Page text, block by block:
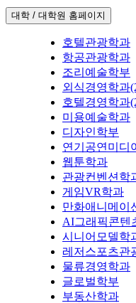
대학 / 대학원 홈페이지
호텔관광학과
항공관광학과
조리예술학부
외식경영학과
호텔경영학과
미용예술학과
디자인학부
연기공연미디
웹툰학과
관광컨벤션학
게임VR학과
만화애니메이
AI그래픽콘텐
시니어모델학
레저스포츠관
물류경영학과
글로벌학부
부동산학과